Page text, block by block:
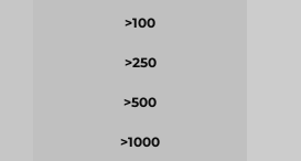
>100
>250
>500
>1000